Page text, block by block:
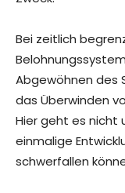
Bei zeitlich
Abgewöhnen des
das Überwinden
Hier geht es nicht
einmalige
schwerfallen